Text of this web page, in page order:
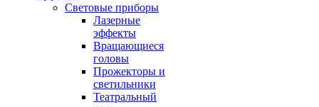
Световые приборы
Лазерные
эффекты
Вращающиеся
головы
Прожекторы и
светильники
Театральный